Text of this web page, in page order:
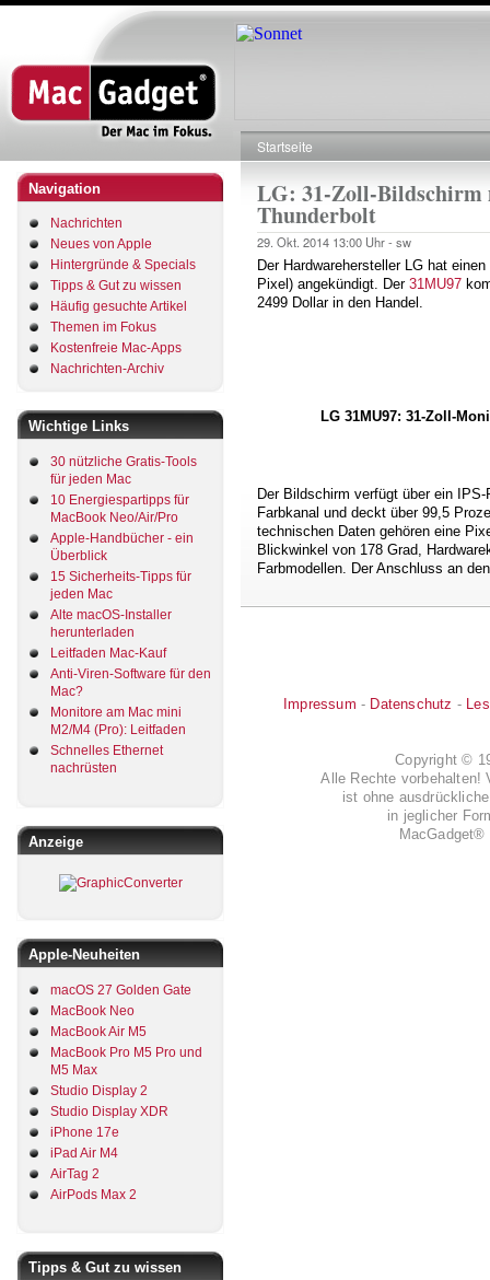
Direkt
zum
Navigation
Nachrichten
Neues von Apple
Hintergründe & Specials
Tipps & Gut zu wissen
Häufig gesuchte Artikel
Themen im Fokus
Kostenfreie Mac-Apps
Nachrichten-Archiv
Wichtige Links
30 nützliche Gratis-Tools
für jeden Mac
10 Energiespartipps für
MacBook Neo/Air/Pro
Apple-Handbücher - ein
Überblick
15 Sicherheits-Tipps für
jeden Mac
Alte macOS-Installer
herunterladen
Leitfaden Mac-Kauf
Anti-Viren-Software für den
Mac?
Monitore am Mac mini
M2/M4 (Pro): Leitfaden
Schnelles Ethernet
nachrüsten
Anzeige
Apple-Neuheiten
macOS 27 Golden Gate
MacBook Neo
MacBook Air M5
MacBook Pro M5 Pro und
M5 Max
Studio Display 2
Studio Display XDR
iPhone 17e
iPad Air M4
AirTag 2
AirPods Max 2
Tipps & Gut zu wissen
Pfadnavigation
Startseite
LG: 31-Zoll-Bildschirm
Thunderbolt
29. Okt. 2014 13:00 Uhr - sw
Der Hardwarehersteller LG hat
Pixel) angekündigt. Der 31MU97
2499 Dollar in den Handel.
LG 31MU97: 31-Zoll-
Der Bildschirm verfügt über ein
Farbkanal und deckt über 99,5
technischen Daten gehören eine
Blickwinkel von 178 Grad,
Farbmodellen. Der Anschluss an
Impressum - Datenschutz -
Copyright ©
Alle Rechte vorbehalten!
ist ohne
in jeglicher
MacGadget®